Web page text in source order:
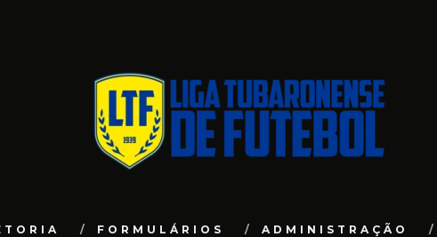
FORMULÁRIOS ADMINISTRAÇÃO